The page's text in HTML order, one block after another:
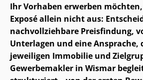
Ihr Vorhaben erwerben
Exposé allein nicht aus:
nach­voll­zieh­ba­re Preisfindung,
Unterlagen und eine Ansprache,
jeweiligen Immobilie und
Gewerbemakler in Wismar